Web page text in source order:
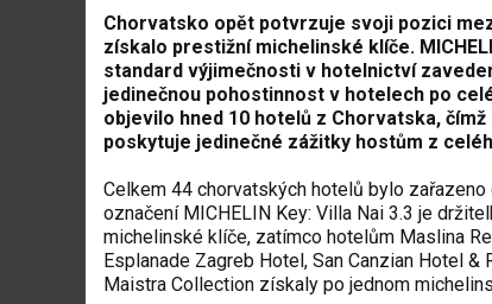
Chorvatsko opět potvrzuje svoji pozici
získalo prestižní michelinské klíče.
standard výjimečnosti v hotelnictví
jedinečnou pohostinnost v hotelech po cel
objevilo hned 10 hotelů z Chorvatska, čímž
poskytuje jedinečné zážitky hostům z cel
Celkem 44 chorvatských hotelů bylo zařazeno
označení MICHELIN Key: Villa Nai 3.3 je dr
michelinské klíče, zatímco hotelům Maslina
Esplanade Zagreb Hotel, San Canzian Hotel
Maistra Collection získaly po jednom